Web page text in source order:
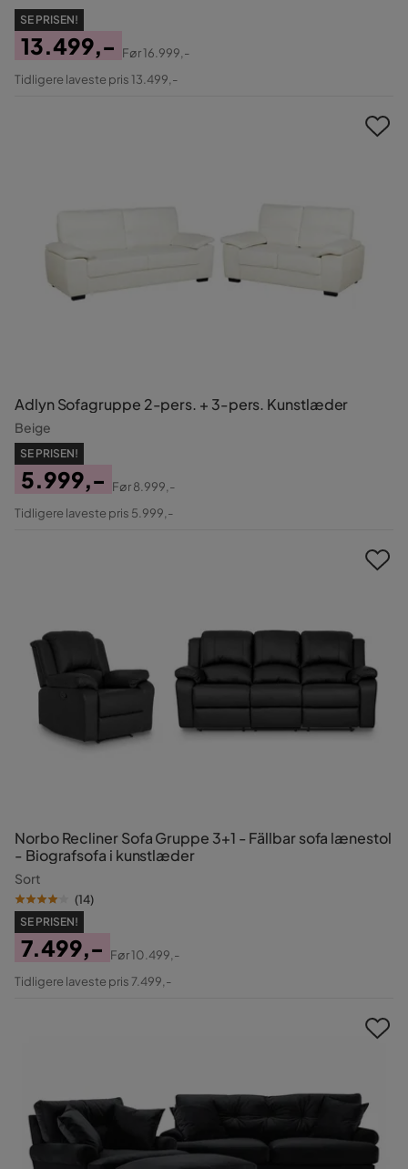
SE PRISEN!
Pris
13.499,-
Original
Før16.999,-
Tidligere laveste pris 13.499,-
Adlyn Sofagruppe 2-pers. + 3-pers. Kunstlæder
Beige
SE PRISEN!
Pris
5.999,-
Original
Før8.999,-
Tidligere laveste pris 5.999,-
Norbo Recliner Sofa Gruppe 3+1 - Fällbar sofa lænestol
- Biografsofa i kunstlæder
Sort
(14)
SE PRISEN!
Pris
7.499,-
Original
Før10.499,-
Tidligere laveste pris 7.499,-